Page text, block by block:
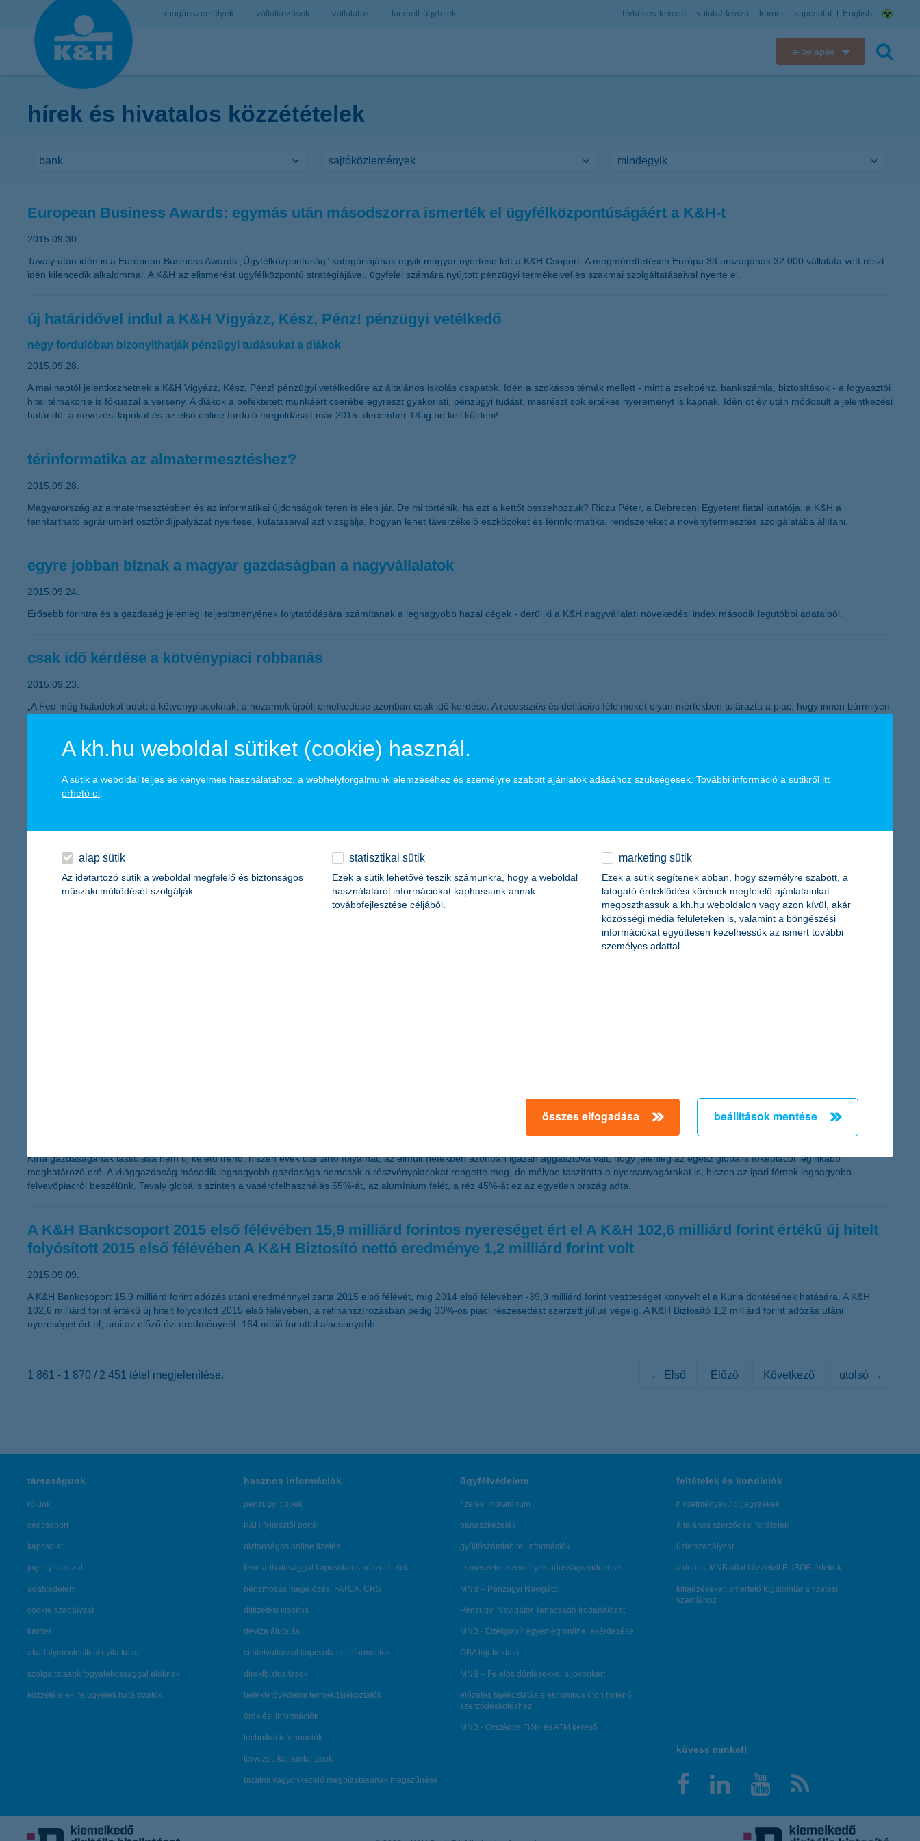
magánszemélyek vállalkozások vállalatok kiemelt ügyfelek térképes kereső valuta/deviza karrier kapcsolat English
e-belépés
hírek és hivatalos közzétételek
European Business Awards: egymás után másodszorra ismerték el ügyfélközpontúságáért a K&H-t
2015.09.30.
Tavaly után idén is a European Business Awards „Ügyfélközpontúság” kategóriájának egyik magyar nyertese lett a K&H Csoport. A megmérettetésen Európa 33 országának 32 000 vállalata vett részt
idén kilencedik alkalommal. A K&H az elismerést ügyfélközpontú stratégiájával, ügyfelei számára nyújtott pénzügyi termékeivel és szakmai szolgáltatásaival nyerte el.
új határidővel indul a K&H Vigyázz, Kész, Pénz! pénzügyi vetélkedő
négy fordulóban bizonyíthatják pénzügyi tudásukat a diákok
2015.09.28.
A mai naptól jelentkezhetnek a K&H Vigyázz, Kész, Pénz! pénzügyi vetélkedőre az általános iskolás csapatok. Idén a szokásos témák mellett - mint a zsebpénz, bankszámla, biztosítások - a fogyasztói
hitel témakörre is fókuszál a verseny. A diákok a befektetett munkáért cserébe egyrészt gyakorlati, pénzügyi tudást, másrészt sok értékes nyereményt is kapnak. Idén öt év után módosult a jelentkezési
határidő: a nevezési lapokat és az első online forduló megoldásait már 2015. december 18-ig be kell küldeni!
térinformatika az almatermesztéshez?
2015.09.28.
Magyarország az almatermesztésben és az informatikai újdonságok terén is élen jár. De mi történik, ha ezt a kettőt összehozzuk? Riczu Péter, a Debreceni Egyetem fiatal kutatója, a K&H a
fenntartható agráriumért ösztöndíjpályázat nyertese, kutatásaival azt vizsgálja, hogyan lehet távérzékelő eszközöket és térinformatikai rendszereket a növénytermesztés szolgálatába állítani.
egyre jobban bíznak a magyar gazdaságban a nagyvállalatok
2015.09.24.
Erősebb forintra és a gazdaság jelenlegi teljesítményének folytatódására számítanak a legnagyobb hazai cégek - derül ki a K&H nagyvállalati növekedési index második legutóbbi adataiból.
csak idő kérdése a kötvénypiaci robbanás
2015.09.23.
„A Fed még haladékot adott a kötvénypiacoknak, a hozamok újbóli emelkedése azonban csak idő kérdése. A recessziós és deflációs félelmeket olyan mértékben túlárazta a piac, hogy innen bármilyen
a bérelt lakással is elbánhat az időjárás az albérletben élő fiatalok sokszor nem biztosítják az ingatlant
2015.09.22.
kell-e félnünk a Fedtől?
Közel egy évvel a mennyiségi lazítás befejezését követően a Fed várhatóan most csütörtökön meglépi a kamatemelést. A kínai adatok okozta kisebb tőkepiaci sokk után jogos a befektetők felvetése
Kína gazdaságának lassulása nem új keletű trend, hiszen évek óta tartó folyamat, az elmúlt hetekben azonban igazán aggasztóvá vált, hogy jelenleg az egész globális tőkepiacot leginkább
meghatározó erő. A világgazdaság második legnagyobb gazdasága nemcsak a részvénypiacokat rengette meg, de mélybe taszította a nyersanyagárakat is, hiszen az ipari fémek legnagyobb
felvevőpiacról beszélünk. Tavaly globális szinten a vasércfelhasználás 55%-át, az alumínium felét, a réz 45%-át ez az egyetlen ország adta.
A K&H Bankcsoport 2015 első félévében 15,9 milliárd forintos nyereséget ért el A K&H 102,6 milliárd forint értékű új hitelt
folyósított 2015 első félévében A K&H Biztosító nettó eredménye 1,2 milliárd forint volt
2015.09.09.
A K&H Bankcsoport 15,9 milliárd forint adózás utáni eredménnyel zárta 2015 első félévét, míg 2014 első félévében -39,9 milliárd forint veszteséget könyvelt el a Kúria döntésének hatására. A K&H
102,6 milliárd forint értékű új hitelt folyósított 2015 első félévében, a refinanszírozásban pedig 33%-os piaci részesedést szerzett július végéig. A K&H Biztosító 1,2 milliárd forint adózás utáni
nyereséget ért el, ami az előző évi eredménynél -164 millió forinttal alacsonyabb.
1 861 - 1 870 / 2 451 tétel megjelenítése. ← Első Előző Következő utolsó →
társaságunk
rólunk
cégcsoport
kapcsolat
jogi nyilatkozat
adatvédelem
cookie szabályzat
karrier
akadálymentesítési nyilatkozat
szolgáltatások fogyatékossággal élőknek
közzétételek, felügyeleti határozatok
hasznos információk
pénzügyi tippek
K&H fejlesztői portál
biztonságos online fizetés
fenntarthatósággal kapcsolatos közzétételek
pénzmosás megelőzés, FATCA, CRS
díjfizetési kisokos
deviza átutalás
címletváltással kapcsolatos információk
direktbiztosítások
befektetővédelmi termék tájékoztatók
öröklési információk
technikai információk
tervezett karbantartások
bizalmi vagyonkezelő megbízatásának megszűnése
ügyfélvédelem
fizetési moratórium
panaszkezelés
gyűjtőszámlahitel információk
természetes személyek adósságrendezése
MNB – Pénzügyi Navigátor
Pénzügyi Navigátor Tanácsadó Irodahálózat
MNB - Értékpapír egyenleg online lekérdezése
OBA tájékoztató
MNB – Felelős döntésekkel a jövőnkért
előzetes tájékoztatás elektronikus úton történő
szerződéskötéshez
MNB - Országos Fiók- és ATM kereső
feltételek és kondíciók
hirdetmények / díjjegyzékek
általános szerződési feltételek
üzletszabályzat
aktuális, MNB által közzétett BUBOR értékek
kifejezéseket ismertető fogalomtár a fizetési
számlához
kövess minket!
A kh.hu weboldal sütiket (cookie) használ.
A sütik a weboldal teljes és kényelmes használatához, a webhelyforgalmunk elemzéséhez és személyre szabott ajánlatok adásához szükségesek. További információ a sütikről itt
érhető el
alap sütik
Az idetartozó sütik a weboldal megfelelő és biztonságos
műszaki működését szolgálják.
statisztikai sütik
Ezek a sütik lehetővé teszik számunkra, hogy a weboldal
használatáról információkat kaphassunk annak
továbbfejlesztése céljából.
marketing sütik
Ezek a sütik segítenek abban, hogy személyre szabott, a
látogató érdeklődési körének megfelelő ajánlatainkat
megoszthassuk a kh.hu weboldalon vagy azon kívül, akár
közösségi média felületeken is, valamint a böngészési
információkat együttesen kezelhessük az ismert további
személyes adattal.
összes elfogadása beállítások mentése